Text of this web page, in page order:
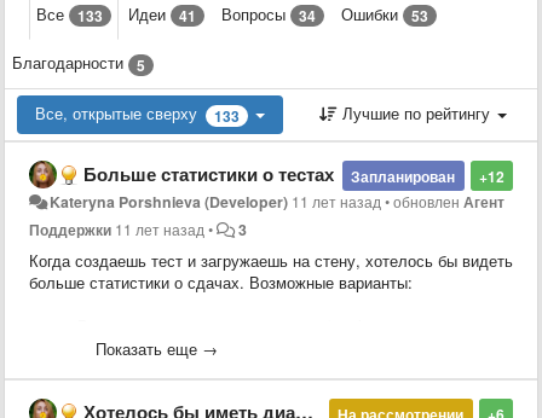
Все 133 Идеи 41 Вопросы 34 Ошибки 53
Благодарности 5
Все, открытые сверху 133 Лучшие по рейтингу
+12
Запланирован
Больше статистики о тестах
Kateryna Porshnieva (Developer) 11 лет назад •обновленАгент
Поддержки 11 лет назад • 3
Когда создаешь тест и загружаешь на стену, хотелось бы видеть
больше статистики о сдачах. Возможные варианты:
календарик, как на гитхабе)
Самые проблемные вопросы (вопросы, на которые
Показать еще →
Хотелось бы иметь диалоги для обмена сообщениями между пользователями и сразу видеть всю историю переписки